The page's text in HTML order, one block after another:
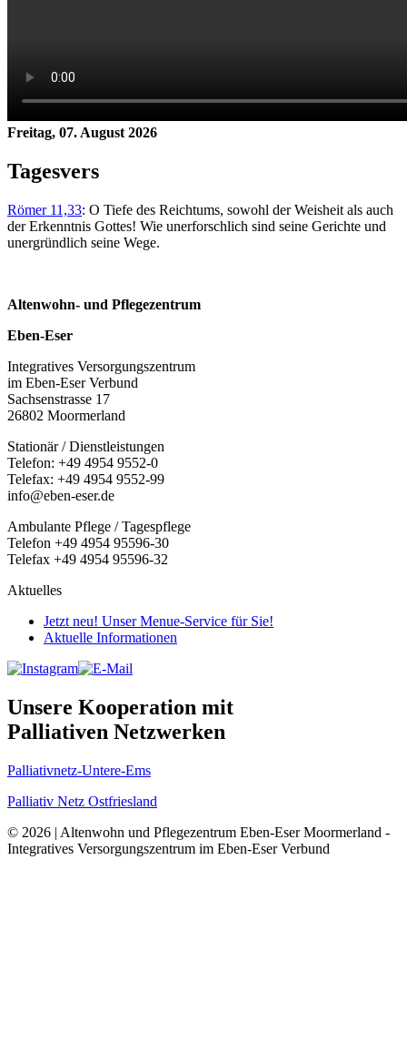
Freitag, 07. August 2026
Tagesvers
Römer 11,33: O Tiefe des Reichtums, sowohl der Weisheit als auch
der Erkenntnis Gottes! Wie unerforschlich sind seine Gerichte und
unergründlich seine Wege.
Altenwohn- und Pflegezentrum
Eben-Eser
Integratives Versorgungszentrum
im Eben-Eser Verbund
Sachsenstrasse 17
26802 Moormerland
Stationär / Dienstleistungen
Telefon: +49 4954 9552-0
Telefax: +49 4954 9552-99
info@eben-eser.de
Ambulante Pflege / Tagespflege
Telefon +49 4954 95596-30
Telefax +49 4954 95596-32
Aktuelles
Jetzt neu! Unser Menue-Service für Sie!
Aktuelle Informationen
Unsere Kooperation mit
Palliativen Netzwerken
Palliativnetz-Untere-Ems
Palliativ Netz Ostfriesland
© 2026 | Altenwohn und Pflegezentrum Eben-Eser Moormerland -
Integratives Versorgungszentrum im Eben-Eser Verbund